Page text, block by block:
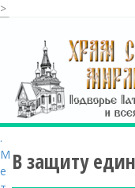
>
c
o
n
t
В защиту